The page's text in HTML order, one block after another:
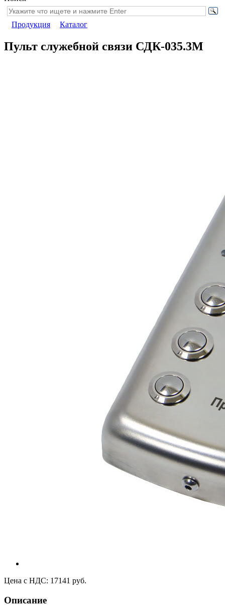
Продукция Каталог
Пульт служебной связи СДК-035.3М
Цена с НДС: 17141 руб.
Описание